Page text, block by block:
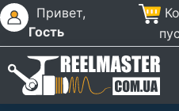
Привет,
Гость